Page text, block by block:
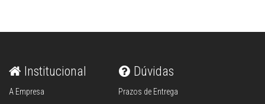
Institucional
A Empresa
Dúvidas
Prazos de Entrega